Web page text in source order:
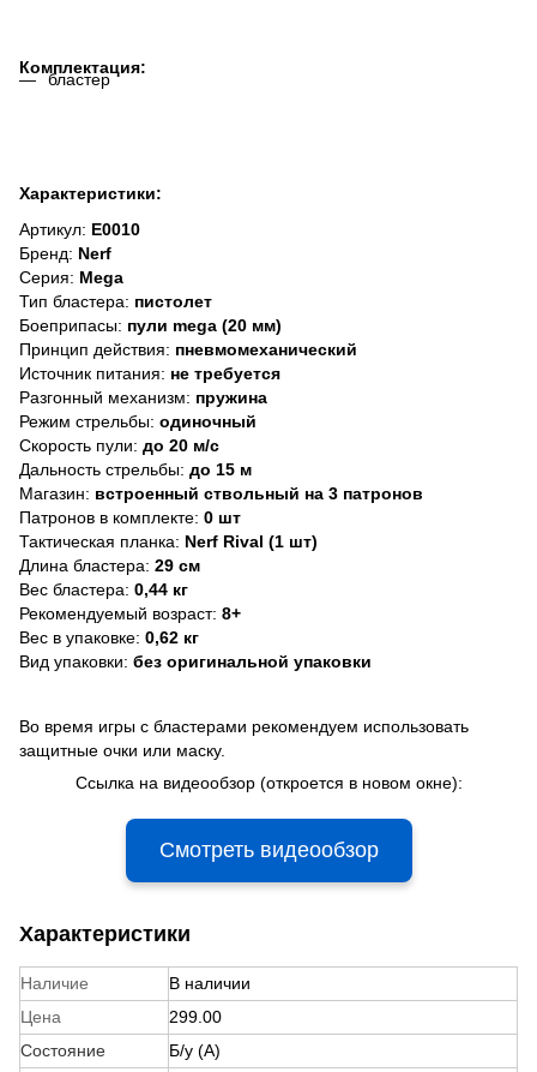
Комплектация:
бластер
Характеристики:
Артикул: E0010
Бренд: Nerf
Серия: Mega
Тип бластера: пистолет
Боеприпасы: пули mega (20 мм)
Принцип действия: пневмомеханический
Источник питания: не требуется
Разгонный механизм: пружина
Режим стрельбы: одиночный
Скорость пули: до 20 м/с
Дальность стрельбы: до 15 м
Магазин: встроенный ствольный на 3 патронов
Патронов в комплекте: 0 шт
Тактическая планка: Nerf Rival (1 шт)
Длина бластера: 29 см
Вес бластера: 0,44 кг
Рекомендуемый возраст: 8+
Вес в упаковке: 0,62 кг
Вид упаковки: без оригинальной упаковки
Во время игры с бластерами рекомендуем использовать
защитные очки или маску.
Ссылка на видеообзор (откроется в новом окне):
Смотреть видеообзор
Характеристики
Наличие
В наличии
Цена
299.00
Состояние
Б/у (A)